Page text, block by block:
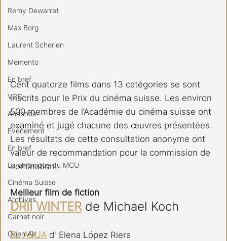
Remy Dewarrat
Max Borg
Laurent Scherlen
Memento
En bref
VOD
Annonce
Evénement
En bref
La chronique du MCU
Cinéma Suisse
Archives
Carnet noir
Open Air
Cent quatorze films dans 13 catégories se sont
inscrits pour le Prix du cinéma suisse. Les environ
500 membres de l’Académie du cinéma suisse ont
examiné et jugé chacune des œuvres présentées.
Les résultats de cette consultation anonyme ont
valeur de recommandation pour la commission de
nomination.
Meilleur film de fiction
DRII WINTER de Michael Koch
EL AGUA d' Elena López Riera